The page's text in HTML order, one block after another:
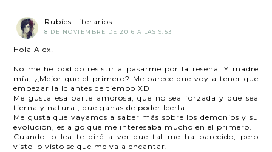
Rubíes Literarios
8 DE NOVIEMBRE DE 2016 A LAS 9:53
Hola Alex!
No me he podido resistir a pasarme por la reseña. Y madre
mía, ¿Mejor que el primero? Me parece que voy a tener que
empezar la lc antes de tiempo XD
Me gusta esa parte amorosa, que no sea forzada y que sea
tierna y natural, que ganas de poder leerla.
Me gusta que vayamos a saber más sobre los demonios y su
evolución, es algo que me interesaba mucho en el primero.
Cuando lo lea te diré a ver que tal me ha parecido, pero
visto lo visto se que me va a encantar.